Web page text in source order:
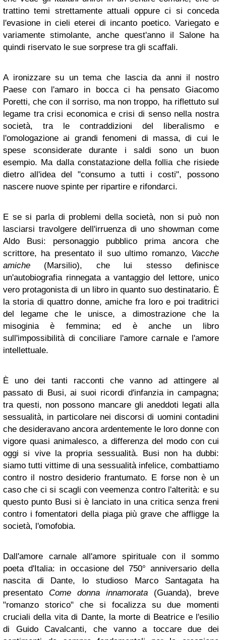
trattino temi strettamente attuali oppure ci si conceda
l'evasione in cieli eterei di incanto poetico. Variegato e
variamente stimolante, anche quest'anno il Salone ha
quindi riservato le sue sorprese tra gli scaffali.
A ironizzare su un tema che lascia da anni il nostro
Paese con l'amaro in bocca ci ha pensato Giacomo
Poretti, che con il sorriso, ma non troppo, ha riflettuto sul
legame tra crisi economica e crisi di senso nella nostra
società, tra le contraddizioni del liberalismo e
l'omologazione ai grandi fenomeni di massa, di cui le
spese sconsiderate durante i saldi sono un buon
esempio. Ma dalla constatazione della follia che risiede
dietro all'idea del "consumo a tutti i costi", possono
nascere nuove spinte per ripartire e rifondarci.
E se si parla di problemi della società, non si può non
lasciarsi travolgere dell'irruenza di uno showman come
Aldo Busi: personaggio pubblico prima ancora che
scrittore, ha presentato il suo ultimo romanzo, Vacche
amiche (Marsilio), che lui stesso definisce
un'autobiografia rinnegata a vantaggio del lettore, unico
vero protagonista di un libro in quanto suo destinatario. È
la storia di quattro donne, amiche fra loro e poi traditrici
del legame che le unisce, a dimostrazione che la
misoginia è femmina; ed è anche un libro
sull'impossibilità di conciliare l'amore carnale e l'amore
intellettuale.
È uno dei tanti racconti che vanno ad attingere al
passato di Busi, ai suoi ricordi d'infanzia in campagna;
tra questi, non possono mancare gli aneddoti legati alla
sessualità, in particolare nei discorsi di uomini contadini
che desideravano ancora ardentemente le loro donne con
vigore quasi animalesco, a differenza del modo con cui
oggi si vive la propria sessualità. Busi non ha dubbi:
siamo tutti vittime di una sessualità infelice, combattiamo
contro il nostro desiderio frantumato. E forse non è un
caso che ci si scagli con veemenza contro l'alterità: e su
questo punto Busi si è lanciato in una critica senza freni
contro i fomentatori della piaga più grave che affligge la
società, l'omofobia.
Dall'amore carnale all'amore spirituale con il sommo
poeta d'Italia: in occasione del 750° anniversario della
nascita di Dante, lo studioso Marco Santagata ha
presentato Come donna innamorata (Guanda), breve
"romanzo storico" che si focalizza su due momenti
cruciali della vita di Dante, la morte di Beatrice e l'esilio
di Guido Cavalcanti, che vanno a toccare due dei